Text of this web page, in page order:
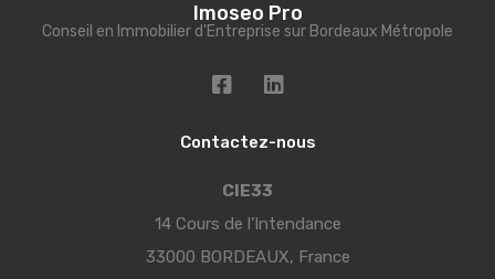
Imoseo Pro
Conseil en Immobilier d'Entreprise sur Bordeaux Métropole
Contactez-nous
CIE33
14 Cours de l’Intendance
33000 BORDEAUX, France